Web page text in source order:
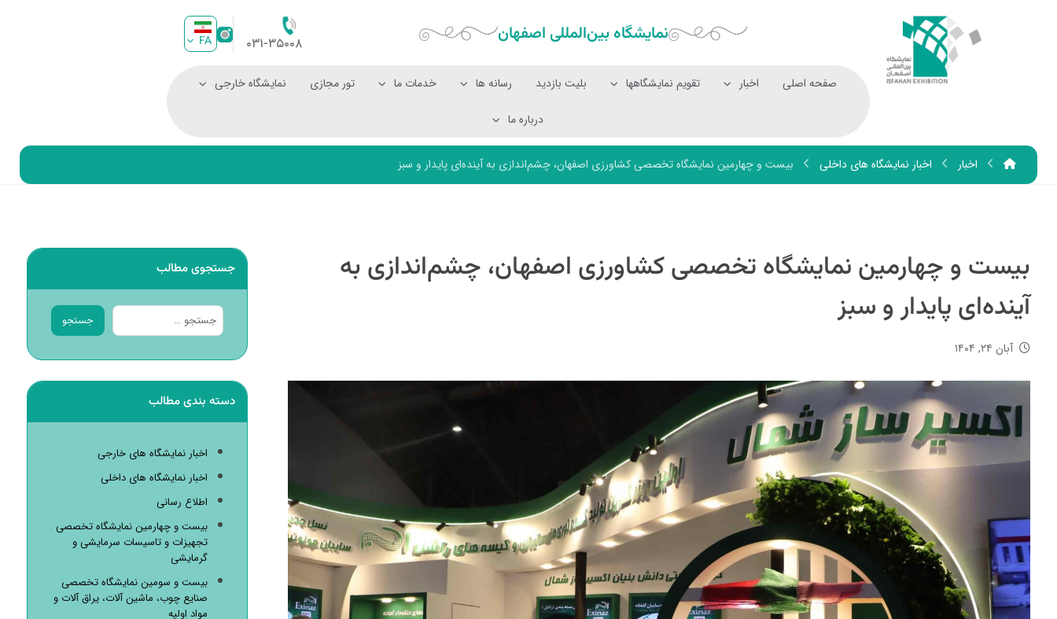
نمایشگاه بین‌المللی‌ اصفهان ۰۳۱-۳۵۰۰۸ FA
صفحه اصلی اخبار تقویم نمایشگاهها بلیت بازدید رسانه ها خدمات ما تور مجازی نمایشگاه خارجی
درباره ما
اخبار اخبار نمایشگاه های داخلی بیست و چهارمین نمایشگاه تخصصی کشاورزی اصفهان، چشم‌اندازی به آینده‌ای پایدار و سبز
بیست و چهارمین نمایشگاه تخصصی کشاورزی اصفهان، چشم‌اندازی به
آینده‌ای پایدار و سبز
آبان ۲۴, ۱۴۰۴
جستجوی مطالب
جستجو
دسته بندی مطالب
اخبار نمایشگاه های خارجی
اخبار نمایشگاه های داخلی
اطلاع رسانی
بیست و چهارمین نمایشگاه تخصصی
تجهیزات و تاسیسات سرمایشی و
گرمایشی
بیست و سومین نمایشگاه تخصصی
صنایع چوب، ماشین آلات، یراق آلات و
مواد اولیه